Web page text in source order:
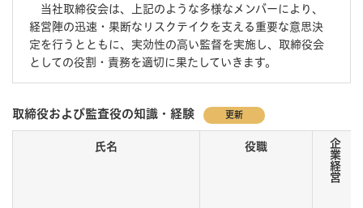
当社取締役会は、上記のような多様なメンバーにより、
経営陣の迅速・果断なリスクテイクを支える重要な意思決
定を⾏うとともに、実効性の高い監督を実施し、取締役会
としての役割・責務を適切に果たしていきます。
取締役および監査役の知識・経験 更新
氏名 役職 企業経営